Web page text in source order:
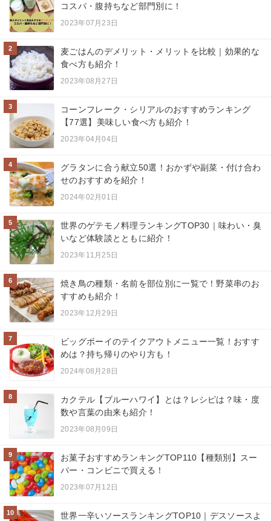
コスパ・腹持ちなど部門別に！
2023年07月23日
2
麦ごはんのデメリット・メリットを比較｜効果的な
食べ方も紹介！
2023年08月27日
3
コーンフレーク・シリアルのおすすめランキング
【77選】美味しい食べ方も紹介！
2023年04月04日
4
グラタンに合う献立50選！おかずや副菜・付け合わ
せのおすすめを紹介！
2024年02月01日
5
世界のゲテモノ料理ランキングTOP30｜味わい・臭
いなど体験談とともに紹介！
2023年11月25日
6
焼き鳥の種類・名前を部位別に一覧で！野菜串のお
すすめも紹介！
2023年12月29日
7
ビッグボーイのテイクアウトメニュー一覧！おすす
めは？持ち帰りのやり方も！
2024年08月28日
8
カクテル【ブルーハワイ】とは？レシピは？味・度
数や言葉の由来も紹介！
2023年08月09日
9
お菓子おすすめランキングTOP110【種類別】スー
パー・コンビニで買える！
2023年07月12日
10
世界一辛いソースランキングTOP10｜デスソースよ